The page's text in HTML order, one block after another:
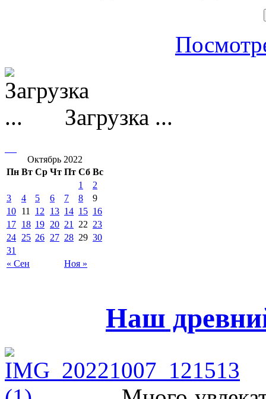
Загрузка ...
Октябрь 2022
Пн Вт Ср Чт Пт Сб Вс
« Сен Ноя »
1
2
3
4 5 6 7 8
9
10 11 12 13 14 15 16
17 18 19 20 21 22 23
24 25 26 27 28 29 30
31
Наш